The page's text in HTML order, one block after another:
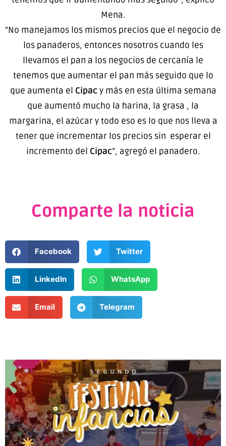
Mena.
“No manejamos los mismos precios que el negocio de
los panaderos, entonces nosotros cuando les
llevamos el pan a los negocios de cercanía le
tenemos que aumentar el pan más seguido que lo
que aumenta el Cipacy más en esta última semana
que aumentó mucho la harina, la grasa , la
margarina, el azúcar y todo eso es lo que nos lleva a
tener que incrementar los precios sin esperar el
incremento del Cipac”, agregó el panadero.
Comparte la noticia
Facebook Twitter
LinkedIn WhatsApp
Email Telegram